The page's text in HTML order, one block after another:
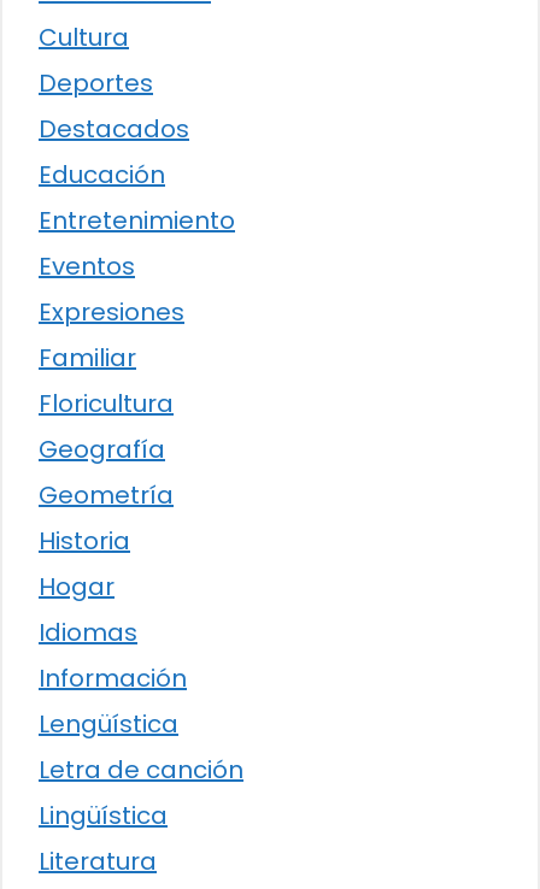
Cultura
Deportes
Destacados
Educación
Entretenimiento
Eventos
Expresiones
Familiar
Floricultura
Geografía
Geometría
Historia
Hogar
Idiomas
Información
Lengüística
Letra de canción
Lingüística
Literatura